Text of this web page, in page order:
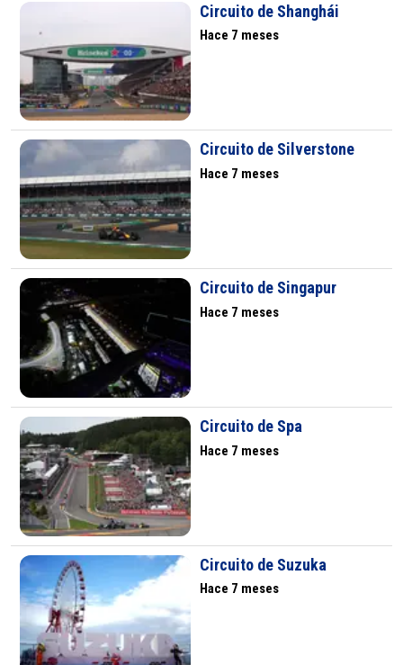
Circuito de Shanghái
Hace 7 meses
Circuito de Silverstone
Hace 7 meses
Circuito de Singapur
Hace 7 meses
Circuito de Spa
Hace 7 meses
Circuito de Suzuka
Hace 7 meses